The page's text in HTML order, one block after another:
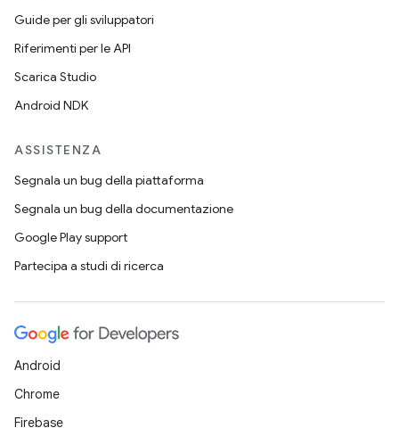
Guide per gli sviluppatori
Riferimenti per le API
Scarica Studio
Android NDK
ASSISTENZA
Segnala un bug della piattaforma
Segnala un bug della documentazione
Google Play support
Partecipa a studi di ricerca
Android
Chrome
Firebase